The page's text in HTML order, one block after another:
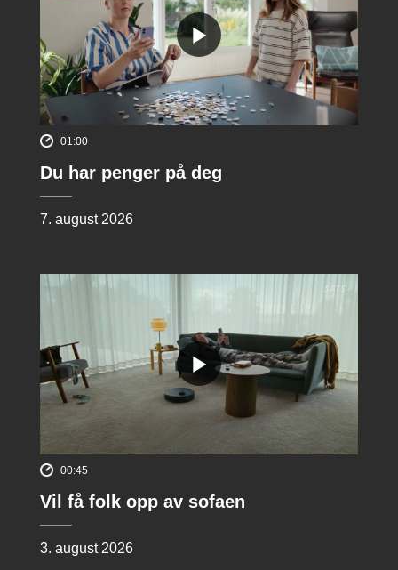
01:00
Du har penger på deg
7. august 2026
00:45
Vil få folk opp av sofaen
3. august 2026